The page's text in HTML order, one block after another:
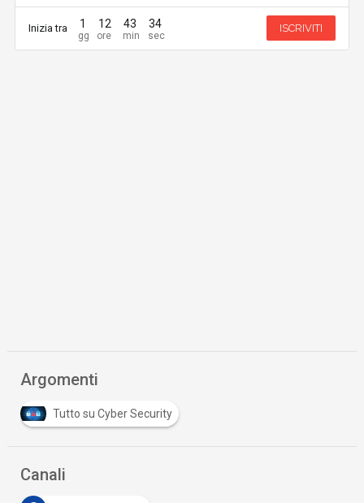
Inizia tra 1 12 43 34 ISCRIVITI
Argomenti
Tutto su Cyber Security
Canali